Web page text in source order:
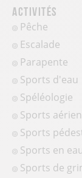
Activités
Pêche
Escalade
Parapente
Sports d'eau
Spéléologie
Sports
Sports
Sports en
Sports de